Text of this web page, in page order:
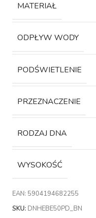
MATERIAŁ
ODPŁYW WODY
PODŚWIETLENIE
PRZEZNACZENIE
RODZAJ DNA
WYSOKOŚĆ
EAN: 5904194682255
SKU: DNHEBE50PD_BN